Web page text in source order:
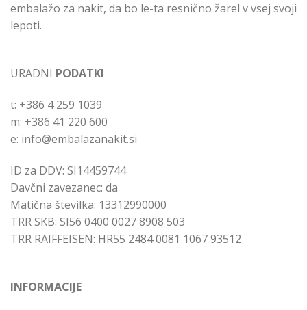
embalažo za nakit, da bo le-ta resnično žarel v vsej svoji
lepoti.
URADNI PODATKI
t: +386 4 259 1039
m: +386 41 220 600
e: info@embalazanakit.si
ID za DDV: SI14459744
Davčni zavezanec: da
Matična številka: 13312990000
TRR SKB: SI56 0400 0027 8908 503
TRR RAIFFEISEN: HR55 2484 0081 1067 93512
INFORMACIJE